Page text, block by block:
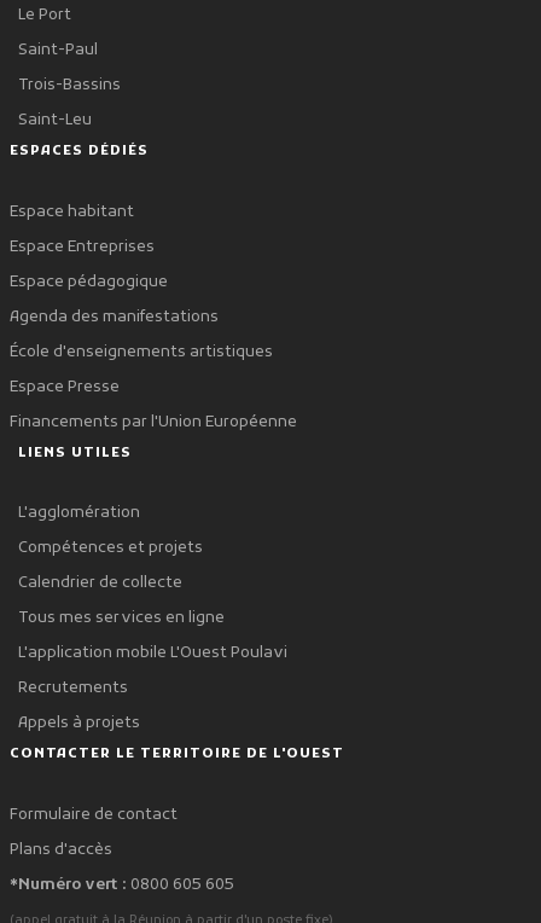
Le Port
Saint-Paul
Trois-Bassins
Saint-Leu
ESPACES DÉDIÉS
Espace habitant
Espace Entreprises
Espace pédagogique
Agenda des manifestations
École d'enseignements artistiques
Espace Presse
Financements par l'Union Européenne
LIENS UTILES
L'agglomération
Compétences et projets
Calendrier de collecte
Tous mes services en ligne
L'application mobile L'Ouest Poulavi
Recrutements
Appels à projets
CONTACTER LE TERRITOIRE DE L'OUEST
Formulaire de contact
Plans d'accès
*Numéro vert : 0800 605 605